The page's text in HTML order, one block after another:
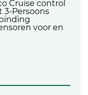
Cruise control
Persoons
voor en